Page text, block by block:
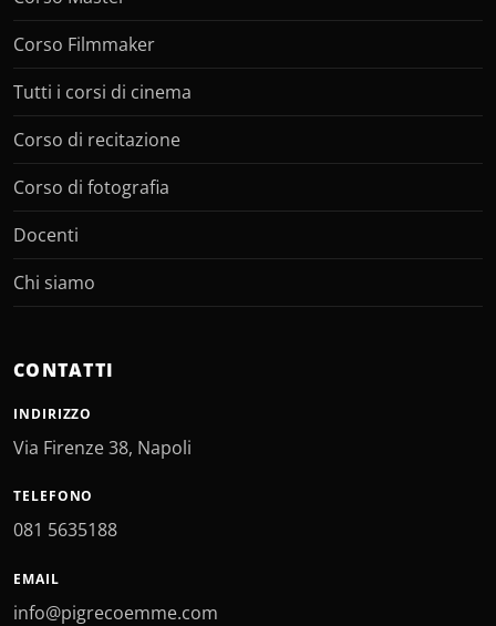
Corso Filmmaker
Tutti i corsi di cinema
Corso di recitazione
Corso di fotografia
Docenti
Chi siamo
CONTATTI
INDIRIZZO
Via Firenze 38, Napoli
TELEFONO
081 5635188
EMAIL
info@pigrecoemme.com